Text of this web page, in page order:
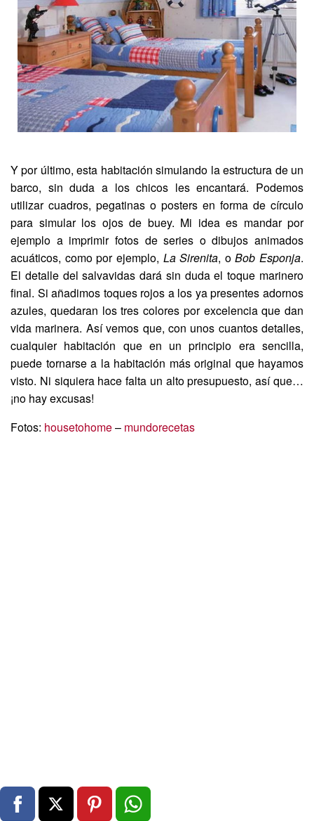
Y por último, esta habitación simulando la estructura de un
barco, sin duda a los chicos les encantará. Podemos
utilizar cuadros, pegatinas o posters en forma de círculo
para simular los ojos de buey. Mi idea es mandar por
ejemplo a imprimir fotos de series o dibujos animados
acuáticos, como por ejemplo, La Sirenita, oBob Esponja.
El detalle del salvavidas dará sin duda el toque marinero
final. Si añadimos toques rojos a los ya presentes adornos
azules, quedaran los tres colores por excelencia que dan
vida marinera. Así vemos que, con unos cuantos detalles,
cualquier habitación que en un principio era sencilla,
puede tornarse a la habitación más original que hayamos
visto. Ni siquiera hace falta un alto presupuesto, así que…
¡no hay excusas!
Fotos: housetohome– mundorecetas